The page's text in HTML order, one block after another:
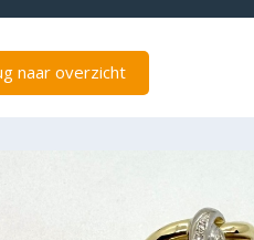
naar overzicht